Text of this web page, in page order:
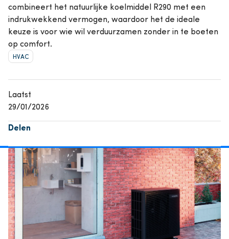
combineert het natuurlijke koelmiddel R290 met een
indrukwekkend vermogen, waardoor het de ideale
keuze is voor wie wil verduurzamen zonder in te boeten
op comfort.
HVAC
Laatst
29/01/2026
Delen
Afbeelding